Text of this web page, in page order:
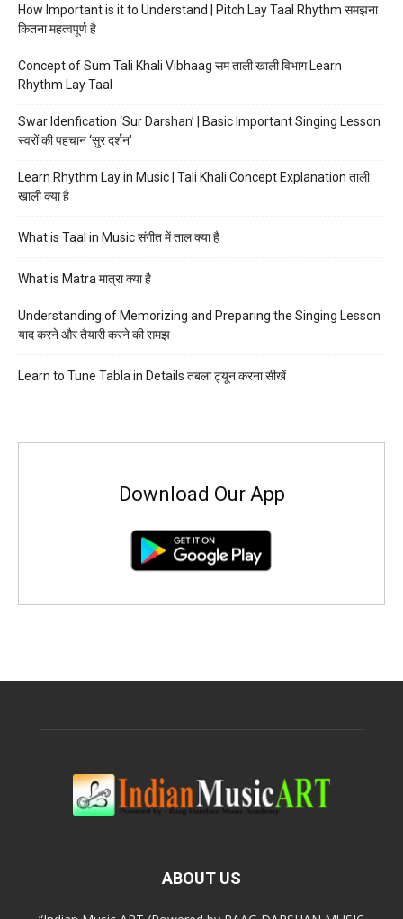
How Important is it to Understand | Pitch Lay Taal Rhythm समझना
कितना महत्वपूर्ण है
Concept of Sum Tali Khali Vibhaag सम ताली खाली विभाग Learn
Rhythm Lay Taal
Swar Idenfication ‘Sur Darshan’ | Basic Important Singing Lesson
स्वरों की पहचान ‘सुर दर्शन’
Learn Rhythm Lay in Music | Tali Khali Concept Explanation ताली
खाली क्या है
What is Taal in Music संगीत में ताल क्या है
What is Matra मात्रा क्या है
Understanding of Memorizing and Preparing the Singing Lesson
याद करने और तैयारी करने की समझ
Learn to Tune Tabla in Details तबला ट्यून करना सीखें
Download Our App
ABOUT US